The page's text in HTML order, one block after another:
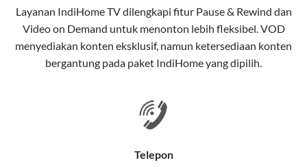
pelanggan. Teknologi ini memiliki beberapa
keunggulan:
Kecepatan Tinggi
dibandingkan kabel tembaga atau DSL.
Layanan IndiHome TVdilengkapi fitur Pause & Rewind dan
Video on Demand untuk menonton lebih fleksibel. VOD
menyediakan konten eksklusif, namun ketersediaan konten
bergantung pada paket IndiHome yang dipilih.
Telepon